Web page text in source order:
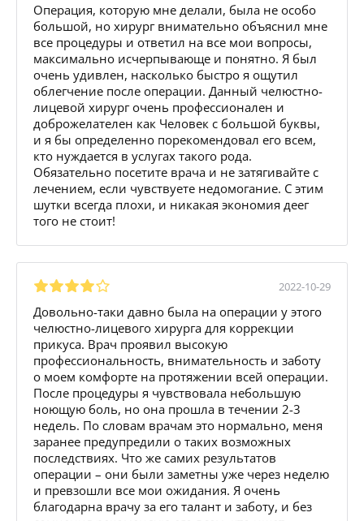
Операция, которую мне делали, была не особо
большой, но хирург внимательно объяснил мне
все процедуры и ответил на все мои вопросы,
максимально исчерпывающе и понятно. Я был
очень удивлен, насколько быстро я ощутил
облегчение после операции. Данный челюстно-
лицевой хирург очень профессионален и
доброжелателен как Человек с большой буквы,
и я бы определенно порекомендовал его всем,
кто нуждается в услугах такого рода.
Обязательно посетите врача и не затягивайте с
лечением, если чувствуете недомогание. С этим
шутки всегда плохи, и никакая экономия деег
того не стоит!
2022-10-29
Довольно-таки давно была на операции у этого
челюстно-лицевого хирурга для коррекции
прикуса. Врач проявил высокую
профессиональность, внимательность и заботу
о моем комфорте на протяжении всей операции.
После процедуры я чувствовала небольшую
ноющую боль, но она прошла в течении 2-3
недель. По словам врачам это нормально, меня
заранее предупредили о таких возможных
последствиях. Что же самих результатов
операции – они были заметны уже через неделю
и превзошли все мои ожидания. Я очень
благодарна врачу за его талант и заботу, и без